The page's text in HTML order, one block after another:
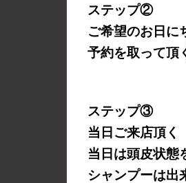
ステップ②
ご希望のお日に
予約を取って頂
ステップ③
当日ご来店頂く
当日は頭皮状態
シャンプーは出